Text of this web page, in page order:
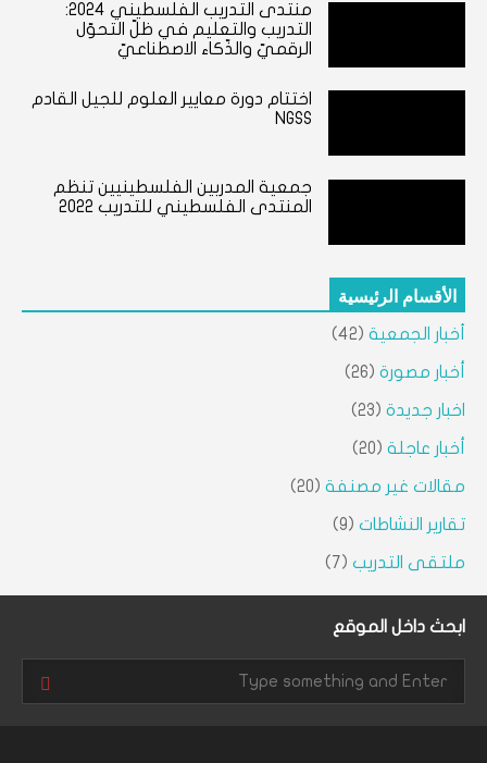
منتدى التدريب الفلسطيني ٢٠٢٤:
التدريب والتعليم في ظلّ التحوّل
الرقميّ والذّكاء الاصطناعيّ
اختتام دورة معايير العلوم للجيل القادم
NGSS
جمعية المدربين الفلسطينيين تنظم
المنتدى الفلسطيني للتدريب 2022
الأقسام الرئيسية
أخبار الجمعية (42)
أخبار مصورة (26)
اخبار جديدة (23)
أخبار عاجلة (20)
مقالات غير مصنفة (20)
تقارير النشاطات (9)
ملتقى التدريب (7)
ابحث داخل الموقع